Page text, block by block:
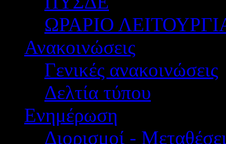
ΩΡΑΡΙΟ
Ανακοινώσεις
Γενικές ανακοινώσεις
Δελτία τύπου
Ενημέρωση
Διορισμοί -